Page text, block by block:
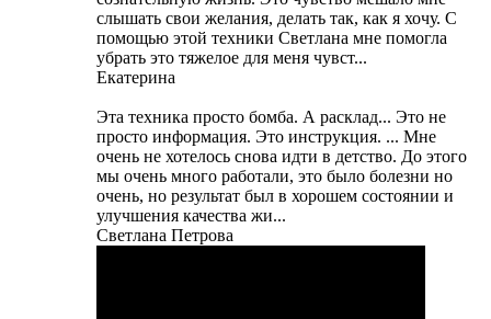
слышать свои желания, делать так, как я хочу. С
помощью этой техники Светлана мне помогла
убрать это тяжелое для меня чувст...
Екатерина
Эта техника просто бомба. А расклад... Это не
просто информация. Это инструкция. ... Мне
очень не хотелось снова идти в детство. До этого
мы очень много работали, это было болезни но
очень, но результат был в хорошем состоянии и
улучшения качества жи...
Светлана Петрова